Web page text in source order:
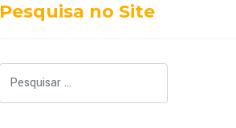
Pesquisa no Site